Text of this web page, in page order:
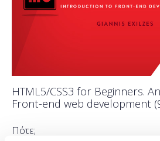
HTML5/CSS3 for Beginners.
Front-end web development
Πότε;